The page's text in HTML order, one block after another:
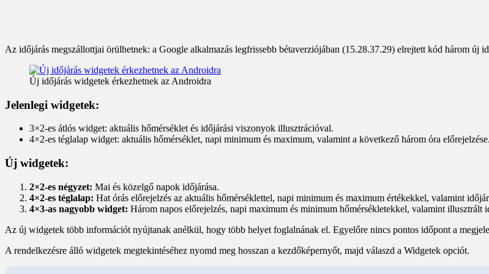
Az időjárás megszállottjai örülhetnek: a Google alkalmazás legfrissebb bétaverziójában (15.28.37.29) elrejtett kód három új
Új időjárás widgetek érkezhetnek az Androidra
Jelenlegi widgetek:
3×2-es átlós widget: aktuális hőmérséklet és időjárási viszonyok illusztrációval.
4×2-es téglalap widget: aktuális hőmérséklet, napi minimum és maximum, valamint a következő három óra előrejelzése.
Új widgetek:
2×2-es négyzet: Mai és közelgő napok időjárása.
4×2-es téglalap: Hat órás előrejelzés az aktuális hőmérséklettel, napi minimum és maximum értékekkel, valamint
4×3-as nagyobb widget: Három napos előrejelzés, napi maximum és minimum hőmérsékletekkel, valamint illusztrált
Az új widgetek több információt nyújtanak anélkül, hogy több helyet foglalnának el. Egyelőre nincs pontos időpont a
A rendelkezésre álló widgetek megtekintéséhez nyomd meg hosszan a kezdőképernyőt, majd válaszd a Widgetek opciót.